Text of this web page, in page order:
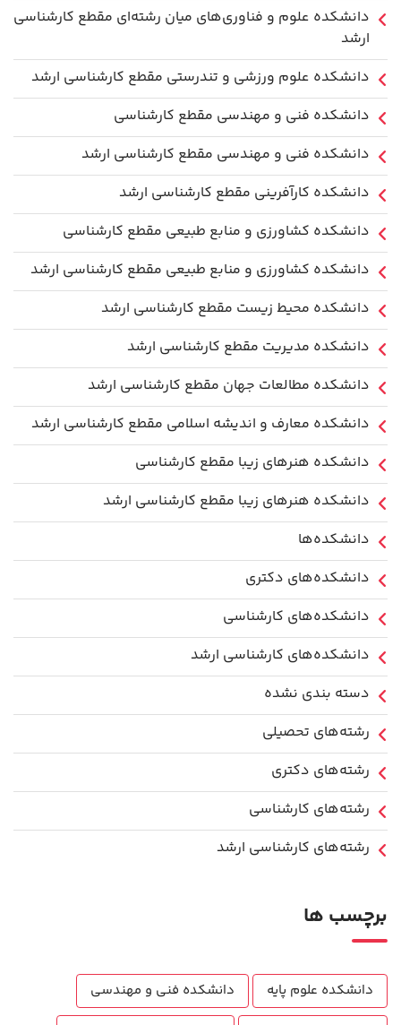
دانشکده علوم و فناوری‌های میان رشته‌ای مقطع کارشناسی
ارشد
دانشکده علوم ورزشی و تندرستی مقطع کارشناسی ارشد
دانشکده فنی و مهندسی مقطع کارشناسی
دانشکده فنی و مهندسی مقطع کارشناسی ارشد
دانشکده کارآفرینی مقطع کارشناسی ارشد
دانشکده کشاورزی و منابع طبیعی مقطع کارشناسی
دانشکده کشاورزی و منابع طبیعی مقطع کارشناسی ارشد
دانشکده محیط زیست مقطع کارشناسی ارشد
دانشکده مدیریت مقطع کارشناسی ارشد
دانشکده مطالعات جهان مقطع کارشناسی ارشد
دانشکده معارف و اندیشه اسلامی مقطع کارشناسی ارشد
دانشکده هنرهای زیبا مقطع کارشناسی
دانشکده هنرهای زیبا مقطع کارشناسی ارشد
دانشکده‌ها
دانشکده‌های دکتری
دانشکده‌های کارشناسی
دانشکده‌های کارشناسی ارشد
دسته بندی نشده
رشته‌های تحصیلی
رشته‌های دکتری
رشته‌های کارشناسی
رشته‌های کارشناسی ارشد
برچسب ها
دانشکده علوم پایه
دانشکده فنی و مهندسی